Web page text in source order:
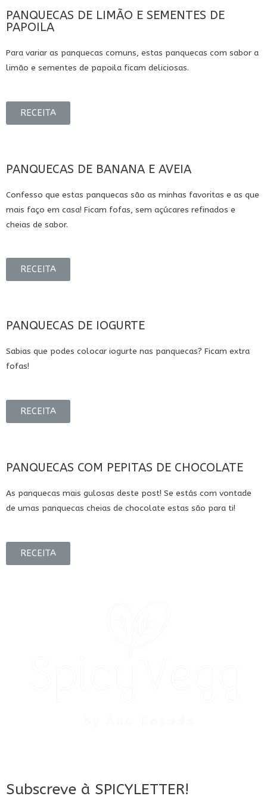
PANQUECAS DE LIMÃO E SEMENTES DE
PAPOILA
Para variar as panquecas comuns, estas panquecas com sabor a
limão e sementes de papoila ficam deliciosas.
RECEITA
PANQUECAS DE BANANA E AVEIA
Confesso que estas panquecas são as minhas favoritas e as que
mais faço em casa! Ficam fofas, sem açúcares refinados e
cheias de sabor.
RECEITA
PANQUECAS DE IOGURTE
Sabias que podes colocar iogurte nas panquecas? Ficam extra
fofas!
RECEITA
PANQUECAS COM PEPITAS DE CHOCOLATE
As panquecas mais gulosas deste post! Se estás com vontade
de umas panquecas cheias de chocolate estas são para ti!
RECEITA
Subscreve à SPICYLETTER!